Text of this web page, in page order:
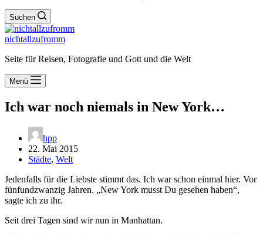
Suchen
nichtallzufromm
Seite für Reisen, Fotografie und Gott und die Welt
Menü
Ich war noch niemals in New York…
hpp
22. Mai 2015
Städte, Welt
Jedenfalls für die Liebste stimmt das. Ich war schon einmal hier. Vor
fünfundzwanzig Jahren. „New York musst Du gesehen haben“,
sagte ich zu ihr.
Seit drei Tagen sind wir nun in Manhattan.